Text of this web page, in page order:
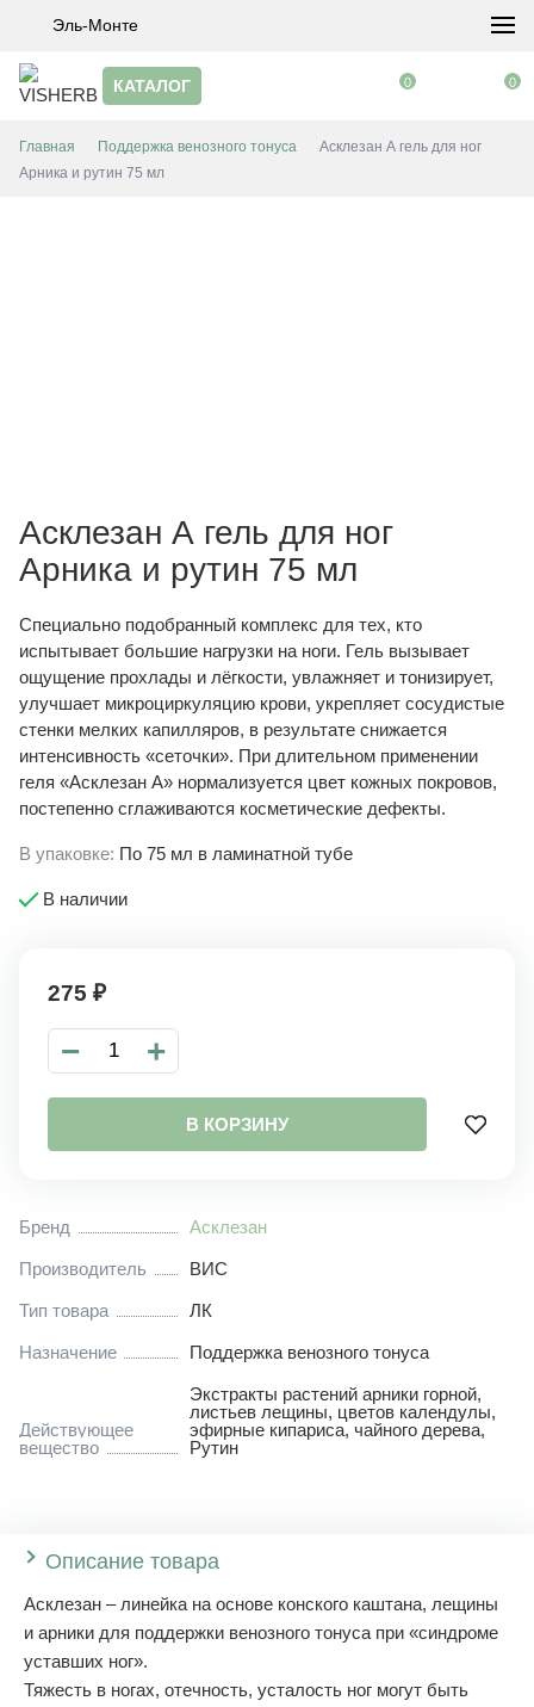
Эль-Монте
КАТАЛОГ 0 0
Главная Поддержка венозного тонуса
Асклезан А гель для ног
Арника и рутин 75 мл
Асклезан А гель для ног
Арника и рутин 75 мл
Специально подобранный комплекс для тех, кто
испытывает большие нагрузки на ноги. Гель вызывает
ощущение прохлады и лёгкости, увлажняет и тонизирует,
улучшает микроциркуляцию крови, укрепляет сосудистые
стенки мелких капилляров, в результате снижается
интенсивность «сеточки». При длительном применении
геля «Асклезан А» нормализуется цвет кожных покровов,
постепенно сглаживаются косметические дефекты.
В упаковке: По 75 мл в ламинатной тубе
В наличии
275 ₽
− +
В КОРЗИНУ
Бренд Асклезан
Производитель ВИС
Тип товара ЛК
Назначение Поддержка венозного тонуса
Действующее
вещество
Экстракты растений арники горной,
листьев лещины, цветов календулы,
эфирные кипариса, чайного дерева,
Рутин
Описание товара
Асклезан – линейка на основе конского каштана, лещины
и арники для поддержки венозного тонуса при «синдроме
уставших ног».
Тяжесть в ногах, отечность, усталость ног могут быть